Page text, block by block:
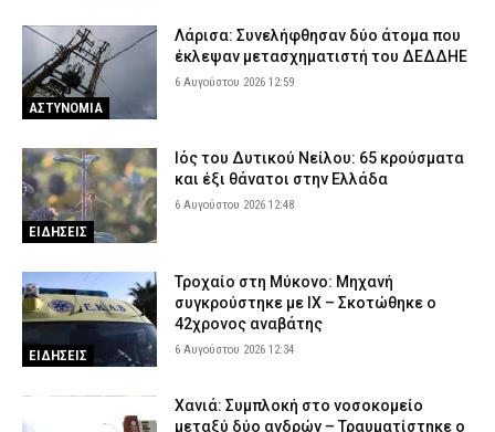
ΑΣΤΥΝΟΜΙΑ
Λάρισα: Συνελήφθησαν δύο άτομα που
έκλεψαν μετασχηματιστή του ΔΕΔΔΗΕ
6 Αυγούστου 2026 12:59
ΕΙΔΗΣΕΙΣ
Ιός του Δυτικού Νείλου: 65 κρούσματα
και έξι θάνατοι στην Ελλάδα
6 Αυγούστου 2026 12:48
ΕΙΔΗΣΕΙΣ
Τροχαίο στη Μύκονο: Μηχανή
συγκρούστηκε με ΙΧ – Σκοτώθηκε ο
42χρονος αναβάτης
6 Αυγούστου 2026 12:34
Χανιά: Συμπλοκή στο νοσοκομείο
μεταξύ δύο ανδρών – Τραυματίστηκε ο